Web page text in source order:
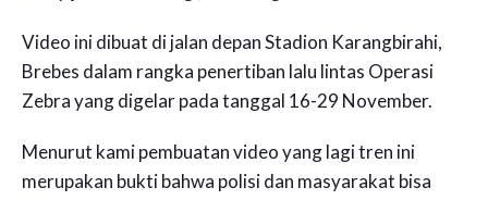
Video ini dibuat di jalan depan Stadion Karangbirahi,
Brebes dalam rangka penertiban lalu lintas Operasi
Zebra yang digelar pada tanggal 16-29 November.
Menurut kami pembuatan video yang lagi tren ini
merupakan bukti bahwa polisi dan masyarakat bisa